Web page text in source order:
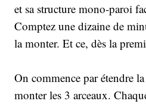
et sa structure mono-paroi
Comptez une dizaine de
la monter. Et ce, dès la
On commence par étendre
monter les 3 arceaux.